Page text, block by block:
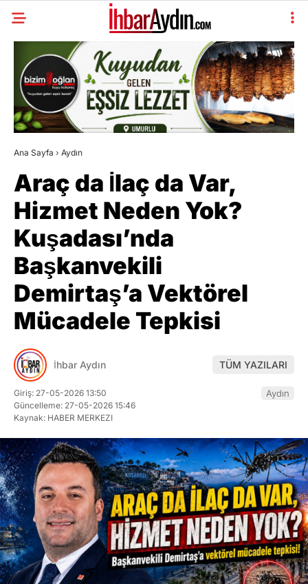
Ana Sayfa › Aydın
Araç da İlaç da Var,
Hizmet Neden Yok?
Kuşadası’nda
Başkanvekili
Demirtaş’a Vektörel
Mücadele Tepkisi
İhbar Aydın TÜM YAZILARI
Giriş: 27-05-2026 13:50
Güncelleme: 27-05-2026 15:46
Kaynak: HABER MERKEZI
Aydın